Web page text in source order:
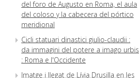
del foro de Augusto en Roma, el aula
del coloso y la cabecera del pórtico
meridional
Cicli statuari dinastici giulio-claudii :
da immagini del potere a imago urbis
: Roma e l'Occidente
Imatge i llegat de Lívia Drusilla en les